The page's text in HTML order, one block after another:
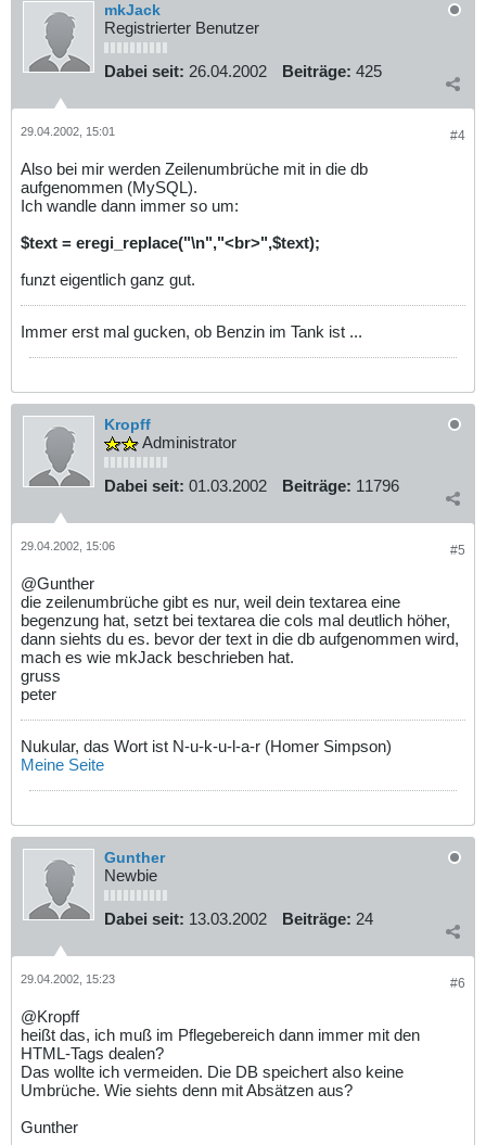
mkJack
Registrierter Benutzer
Dabei seit: 26.04.2002 Beiträge: 425
#4
29.04.2002, 15:01
Also bei mir werden Zeilenumbrüche mit in die db
aufgenommen (MySQL).
Ich wandle dann immer so um:
$text = eregi_replace("\n","<br>",$text);
funzt eigentlich ganz gut.
Immer erst mal gucken, ob Benzin im Tank ist ...
Kropff
Administrator
Dabei seit: 01.03.2002 Beiträge: 11796
#5
29.04.2002, 15:06
@Gunther
die zeilenumbrüche gibt es nur, weil dein textarea eine
begenzung hat, setzt bei textarea die cols mal deutlich höher,
dann siehts du es. bevor der text in die db aufgenommen wird,
mach es wie mkJack beschrieben hat.
gruss
peter
Nukular, das Wort ist N-u-k-u-l-a-r (Homer Simpson)
Meine Seite
Gunther
Newbie
Dabei seit: 13.03.2002 Beiträge: 24
#6
29.04.2002, 15:23
@Kropff
heißt das, ich muß im Pflegebereich dann immer mit den
HTML-Tags dealen?
Das wollte ich vermeiden. Die DB speichert also keine
Umbrüche. Wie siehts denn mit Absätzen aus?
Gunther